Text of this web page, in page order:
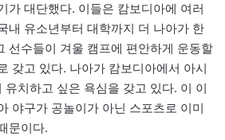
가 대단했다. 이들은 캄보디아에 여러
내 유소년부터 대학까지 더 나아가 한
선수들이 겨울 캠프에 편안하게 운동할
갖고 있다. 나아가 캄보디아에서 아시
치하고 싶은 욕심을 갖고 있다. 이 이
야구가 공놀이가 아닌 스포츠로 이미
문이다.